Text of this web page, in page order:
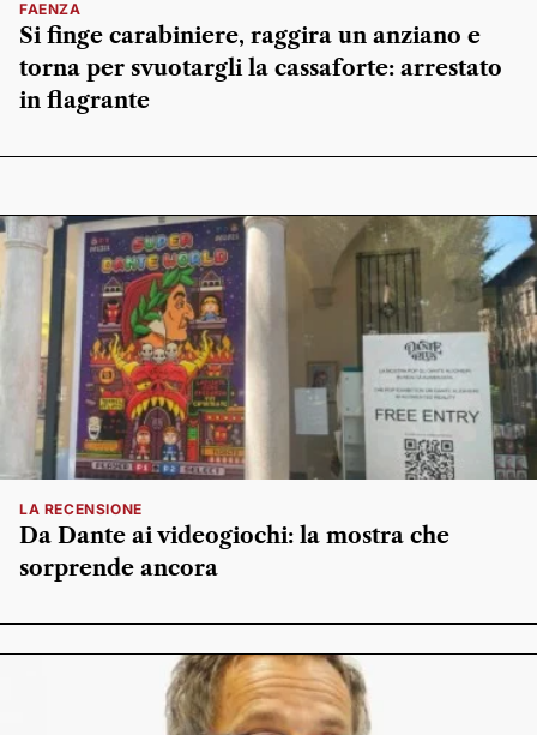
FAENZA
Si finge carabiniere, raggira un anziano e
torna per svuotargli la cassaforte: arrestato
in flagrante
LA RECENSIONE
Da Dante ai videogiochi: la mostra che
sorprende ancora